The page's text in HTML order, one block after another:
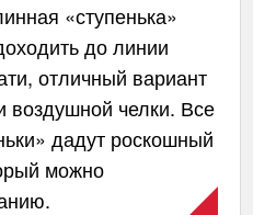
«ступенька»
до линии
отличный вариант
воздушной челки. Все
дадут роскошный
можно